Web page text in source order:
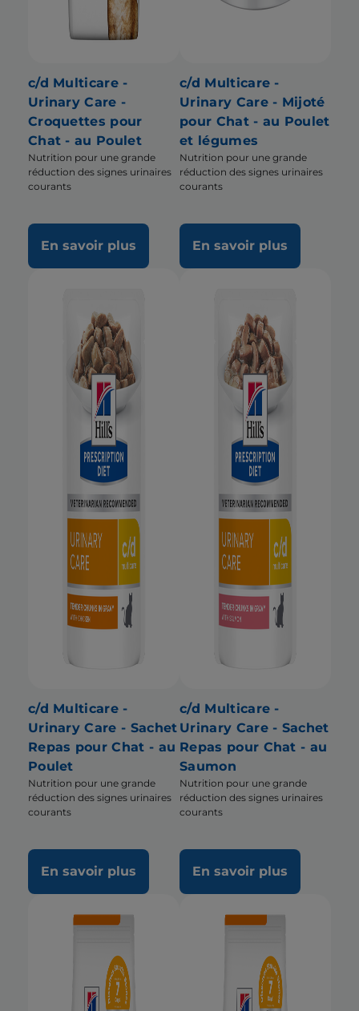
c/d Multicare -
Urinary Care -
Croquettes pour
Chat - au Poulet
Nutrition pour une grande
réduction des signes urinaires
courants
En savoir plus
c/d Multicare -
Urinary Care - Mijoté
pour Chat - au Poulet
et légumes
Nutrition pour une grande
réduction des signes urinaires
courants
En savoir plus
c/d Multicare -
Urinary Care - Sachet
Repas pour Chat - au
Poulet
Nutrition pour une grande
réduction des signes urinaires
courants
En savoir plus
c/d Multicare -
Urinary Care - Sachet
Repas pour Chat - au
Saumon
Nutrition pour une grande
réduction des signes urinaires
courants
En savoir plus